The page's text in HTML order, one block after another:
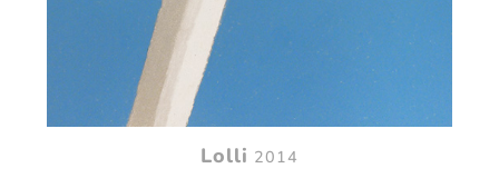
Lolli 2014